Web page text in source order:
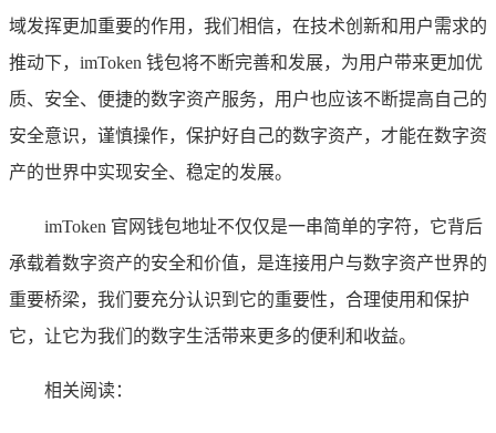
域发挥更加重要的作用，我们相信，在技术创新和用户需求的
推动下，imToken 钱包将不断完善和发展，为用户带来更加优
质、安全、便捷的数字资产服务，用户也应该不断提高自己的
安全意识，谨慎操作，保护好自己的数字资产，才能在数字资
产的世界中实现安全、稳定的发展。
imToken 官网钱包地址不仅仅是一串简单的字符，它背后
承载着数字资产的安全和价值，是连接用户与数字资产世界的
重要桥梁，我们要充分认识到它的重要性，合理使用和保护
它，让它为我们的数字生活带来更多的便利和收益。
相关阅读：